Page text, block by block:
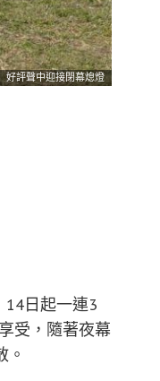
評聲中迎接閉幕熄燈
14日起一連3
受，隨著夜幕
。